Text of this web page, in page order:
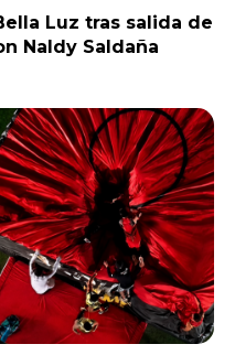
Luz tras salida de
Naldy Saldaña